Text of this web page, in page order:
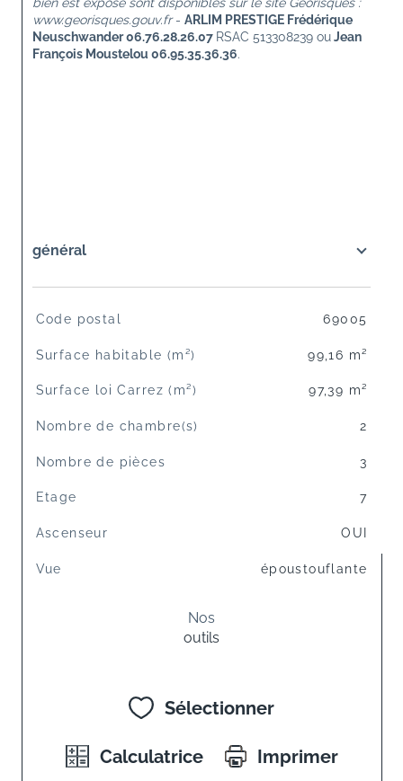
bien est exposé sont disponibles sur le site Géorisques :
www.georisques.gouv.fr - ARLIM PRESTIGE Frédérique
Neuschwander 06.76.28.26.07 RSAC 513308239 ou Jean
François Moustelou 06.95.35.36.36.
général
TRAD_SIROCCO_Caracteristique
Code postal 69005
Surface habitable (m²) 99,16 m²
Surface loi Carrez (m²) 97,39 m²
Nombre de chambre(s) 2
Nombre de pièces 3
Etage 7
Ascenseur OUI
Vue époustouflante
Nos
outils
Sélectionner
Calculatrice Imprimer